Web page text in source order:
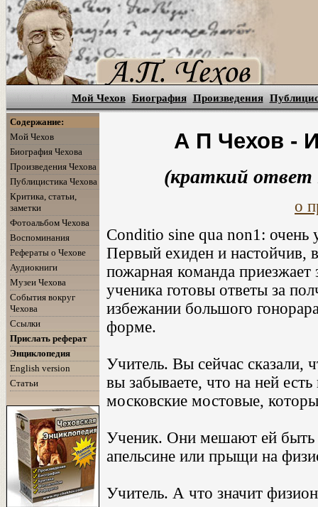
Мой Чехов Биография Произведения
Содержание:
Мой Чехов
Биография Чехова
Произведения Чехова
Публицистика Чехова
Критика, статьи,
заметки
Фотоальбом Чехова
Воспоминания
Рефераты о Чехове
Аудиокниги
Музеи Чехова
События вокруг
Чехова
Ссылки
Прислать реферат
Энциклопедия
English version
Статьи
А П Чехов -
(краткий ответ
о
Conditio sine qua non1:
Первый ехиден и настойчив,
пожарная команда приезжает
ученика готовы ответы за
избежании большого
форме.
Учитель. Вы сейчас сказали,
вы забываете, что на ней
московские мостовые,
Ученик. Они мешают ей быть
апельсине или прыщи на
Учитель. А что значит